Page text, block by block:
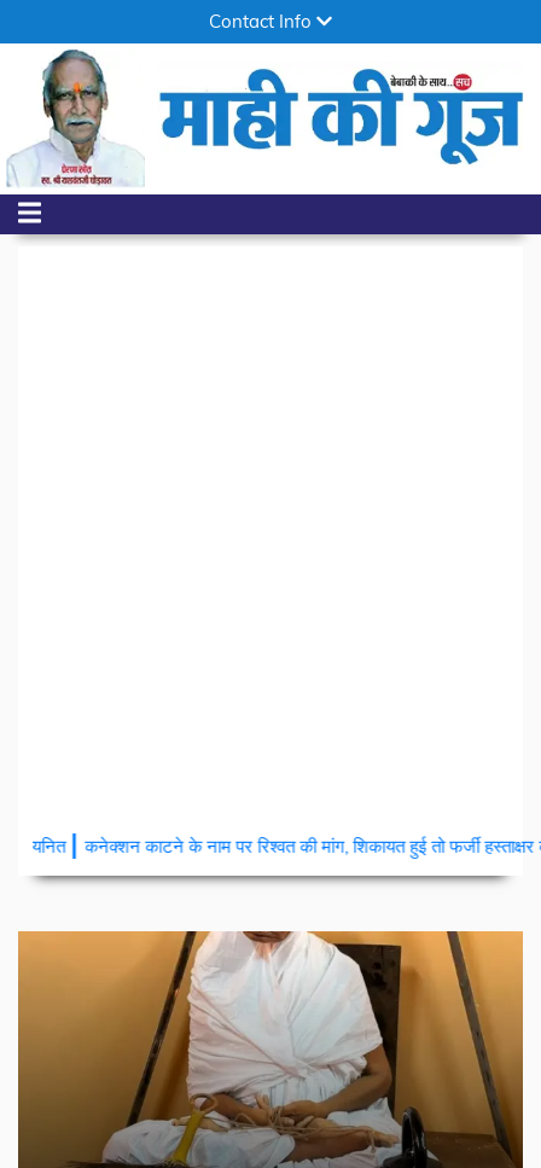
Contact Info
के नाम पर रिश्वत की मांग, शिकायत हुई तो फर्जी हस्ताक्षर कर लगा दिया आवेदन|